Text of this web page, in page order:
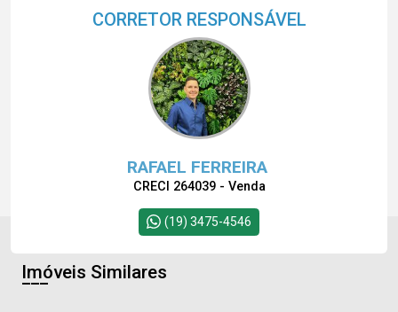
CORRETOR RESPONSÁVEL
RAFAEL FERREIRA
CRECI 264039 - Venda
(19) 3475-4546
Imóveis Similares